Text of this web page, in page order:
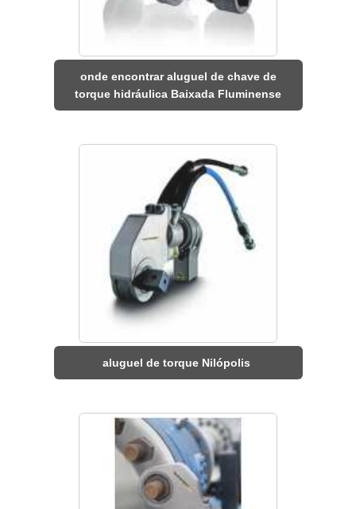
onde encontrar aluguel de chave de
torque hidráulica Baixada Fluminense
aluguel de torque Nilópolis